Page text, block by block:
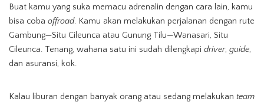
Buat kamu yang suka memacu adrenalin dengan cara lain, kamu
bisa coba offroad. Kamu akan melakukan perjalanan dengan rute
Gambung—Situ Cileunca atau Gunung Tilu—Wanasari, Situ
Cileunca. Tenang, wahana satu ini sudah dilengkapi driver, guide,
dan asuransi, kok.
Kalau liburan dengan banyak orang atau sedang melakukan team